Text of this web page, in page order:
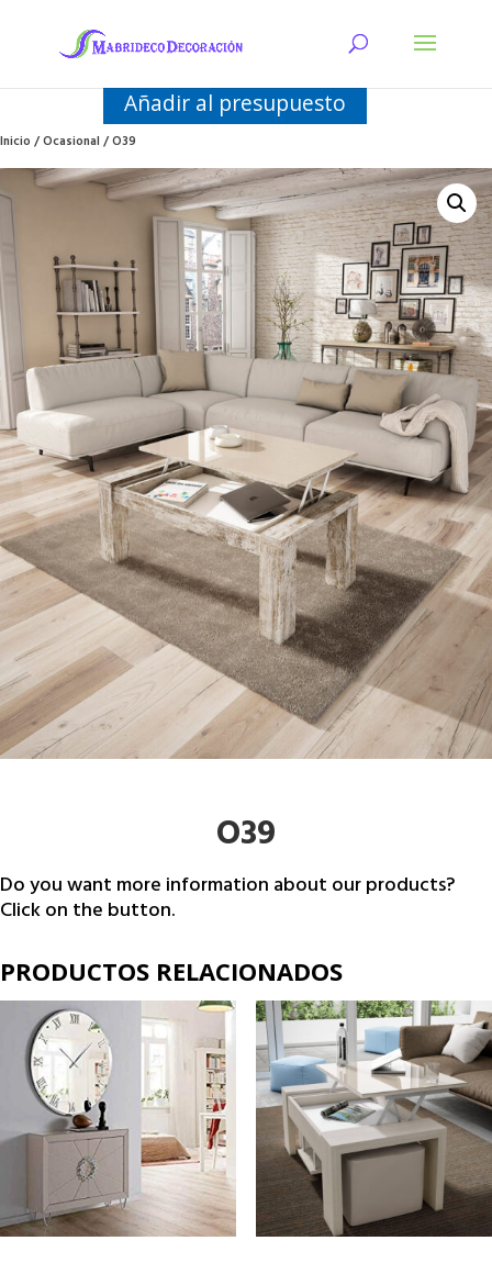
Añadir al presupuesto
Inicio/Ocasional/ O39
O39
Do you want more information about our products?
Click on the button.
PRODUCTOS RELACIONADOS